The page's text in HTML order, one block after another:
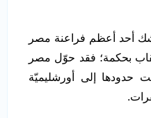
شك أحد أعظم فراعنة مصر
بحكمة؛ فقد حوّل مصر
حدودها إلى أورشليميّة